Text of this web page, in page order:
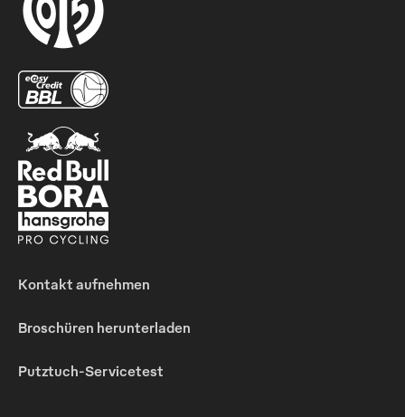
Kontakt aufnehmen
Broschüren herunterladen
Putztuch-Servicetest